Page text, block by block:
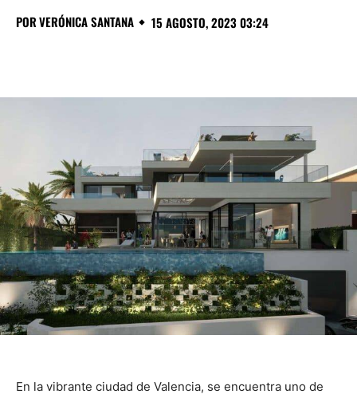
PORVERÓNICA SANTANA 15 AGOSTO, 2023 03:24
En la vibrante ciudad de Valencia, se encuentra uno de